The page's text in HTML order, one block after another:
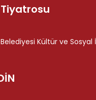
Kültür ve Sosyal